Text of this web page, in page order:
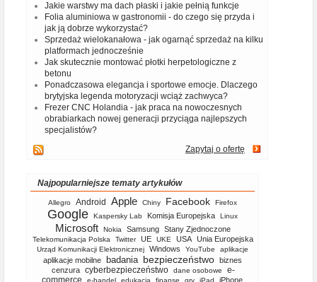
Jakie warstwy ma dach płaski i jakie pełnią funkcje
Folia aluminiowa w gastronomii - do czego się przyda i
jak ją dobrze wykorzystać?
Sprzedaż wielokanałowa - jak ogarnąć sprzedaż na kilku
platformach jednocześnie
Jak skutecznie montować płotki herpetologiczne z
betonu
Ponadczasowa elegancja i sportowe emocje. Dlaczego
brytyjska legenda motoryzacji wciąż zachwyca?
Frezer CNC Holandia - jak praca na nowoczesnych
obrabiarkach nowej generacji przyciąga najlepszych
specjalistów?
Zapytaj o ofertę
Najpopularniejsze tematy artykułów
Allegro Android Apple Chiny Facebook Firefox
Google Kaspersky Lab Komisja Europejska Linux
Microsoft Nokia Samsung Stany Zjednoczone
Telekomunikacja Polska Twitter UE UKE USA Unia Europejska
Urząd Komunikacji Elektronicznej Windows YouTube aplikacje
aplikacje mobilne badania bezpieczeństwo biznes
cenzura cyberbezpieczeństwo dane osobowe
e-
commerce
e-handel edukacja finanse gry iPad iPhone